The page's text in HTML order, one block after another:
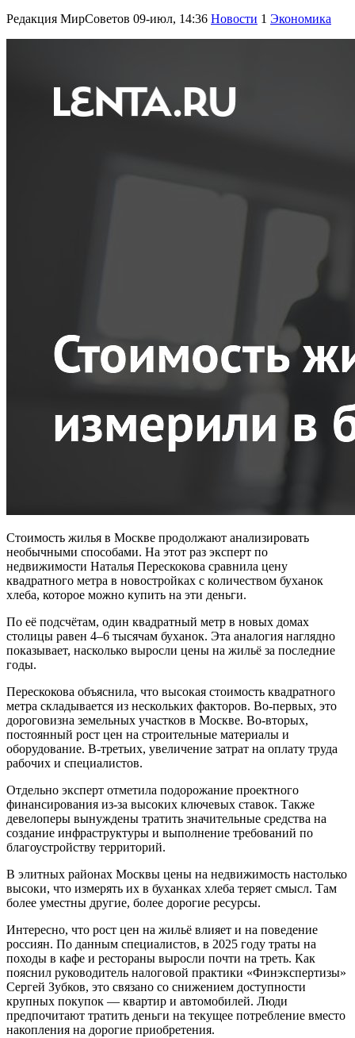
Редакция МирСоветов 09-июл, 14:36 Новости 1 Экономика
Стоимость жилья в Москве продолжают анализировать
необычными способами. На этот раз эксперт по
недвижимости Наталья Перескокова сравнила цену
квадратного метра в новостройках с количеством буханок
хлеба, которое можно купить на эти деньги.
По её подсчётам, один квадратный метр в новых домах
столицы равен 4–6 тысячам буханок. Эта аналогия наглядно
показывает, насколько выросли цены на жильё за последние
годы.
Перескокова объяснила, что высокая стоимость квадратного
метра складывается из нескольких факторов. Во-первых, это
дороговизна земельных участков в Москве. Во-вторых,
постоянный рост цен на строительные материалы и
оборудование. В-третьих, увеличение затрат на оплату труда
рабочих и специалистов.
Отдельно эксперт отметила подорожание проектного
финансирования из-за высоких ключевых ставок. Также
девелоперы вынуждены тратить значительные средства на
создание инфраструктуры и выполнение требований по
благоустройству территорий.
В элитных районах Москвы цены на недвижимость настолько
высоки, что измерять их в буханках хлеба теряет смысл. Там
более уместны другие, более дорогие ресурсы.
Интересно, что рост цен на жильё влияет и на поведение
россиян. По данным специалистов, в 2025 году траты на
походы в кафе и рестораны выросли почти на треть. Как
пояснил руководитель налоговой практики «Финэкспертизы»
Сергей Зубков, это связано со снижением доступности
крупных покупок — квартир и автомобилей. Люди
предпочитают тратить деньги на текущее потребление вместо
накопления на дорогие приобретения.